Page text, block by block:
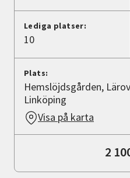
Lediga platser:
10
Plats:
Hemslöjdsgården,
Linköping
Visa på karta
2